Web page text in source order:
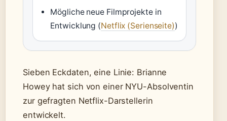
Mögliche neue Filmprojekte in
Entwicklung (Netflix (Serienseite))
Sieben Eckdaten, eine Linie: Brianne
Howey hat sich von einer NYU-Absolventin
zur gefragten Netflix-Darstellerin
entwickelt.